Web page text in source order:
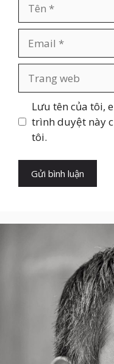
web
Lưu tên của tôi,
trình duyệt này
tôi.